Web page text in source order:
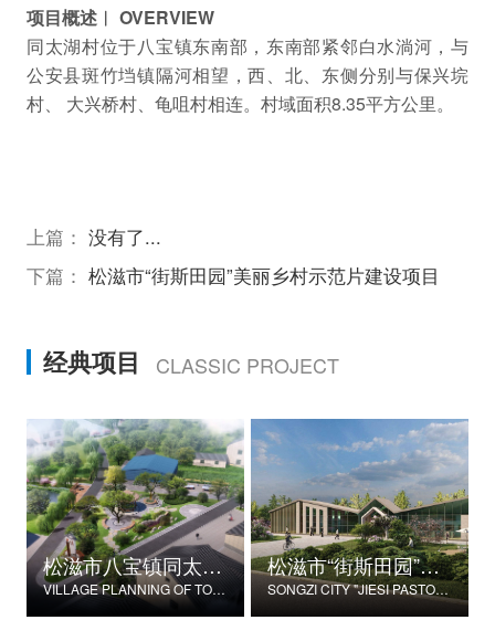
项目概述︱ OVERVIEW
同太湖村位于八宝镇东南部，东南部紧邻白水淌河，与
公安县斑竹垱镇隔河相望，西、北、东侧分别与保兴垸
村、 大兴桥村、龟咀村相连。村域面积8.35平方公里。
上篇： 没有了...
下篇： 松滋市“街斯田园”美丽乡村示范片建设项目
经典项目 CLASSIC PROJECT
松滋市八宝镇同太湖村村庄规划
VILLAGE PLANNING OF TONGTAIHU VILLAGE, BABAO TOWN, SONGZI CITY
松滋市“街斯田园”美丽乡村示范片建设项目
SONGZI CITY "JIESI PASTORAL" BEAUTIFUL RURAL DEMONSTRATION FILM CONSTRUCTION PROJECT